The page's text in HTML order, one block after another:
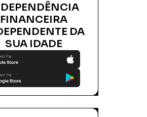
FINANCEIRA
DA
SUA IDADE